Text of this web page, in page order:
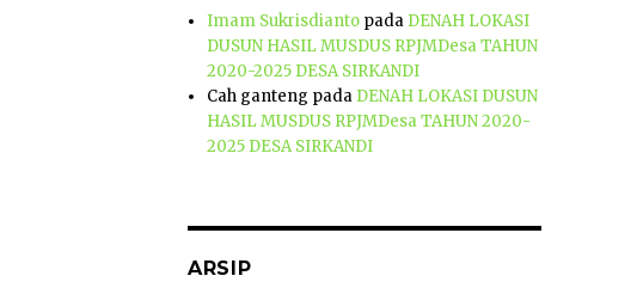
Imam Sukrisdianto pada DENAH LOKASI
DUSUN HASIL MUSDUS RPJMDesa TAHUN
2020-2025 DESA SIRKANDI
Cah ganteng pada DENAH LOKASI DUSUN
HASIL MUSDUS RPJMDesa TAHUN 2020-
2025 DESA SIRKANDI
ARSIP